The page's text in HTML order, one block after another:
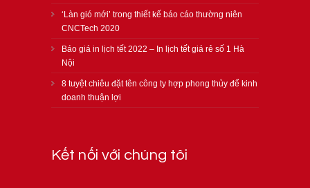
‘Làn gió mới’ trong thiết kế báo cáo thường niên
CNCTech 2020
Báo giá in lịch tết 2022 – In lịch tết giá rẻ số 1 Hà
Nội
8 tuyệt chiêu đặt tên công ty hợp phong thủy để kinh
doanh thuận lợi
Kết nối với chúng tôi